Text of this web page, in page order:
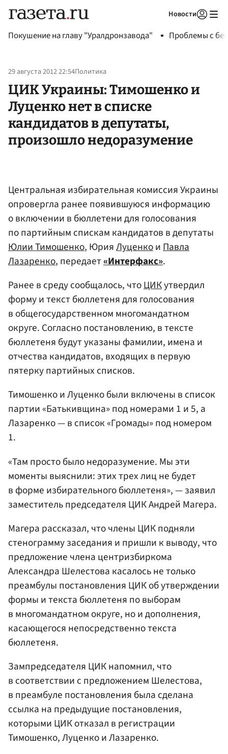
Новости
Покушение на главу "Уралдронзавода" Проблемы с
29 августа 2012 22:54Политика
ЦИК Украины: Тимошенко и
Луценко нет в списке
кандидатов в депутаты,
произошло недоразумение
Центральная избирательная комиссия Украины
опровергла ранее появившуюся информацию
о включении в бюллетени для голосования
по партийным спискам кандидатов в депутаты
Юлии Тимошенко, ЮрияЛуценкоиПавла
Лазаренко, передает«Интерфакс».
Ранее в среду сообщалось, чтоЦИКутвердил
форму и текст бюллетеня для голосования
в общегосударственном многомандатном
округе. Согласно постановлению, в тексте
бюллетеня будут указаны фамилии, имена и
отчества кандидатов, входящих в первую
пятерку партийных списков.
Тимошенко и Луценко были включены в список
партии «Батькивщина» под номерами 1 и 5, а
Лазаренко — в список «Громады» под номером
1.
«Там просто было недоразумение. Мы эти
моменты выяснили: этих трех лиц не будет
в форме избирательного бюллетеня», — заявил
заместитель председателя ЦИК Андрей Магера.
Магера рассказал, что члены ЦИК подняли
стенограмму заседания и пришли к выводу, что
предложение члена центризбиркома
Александра Шелестова касалось не только
преамбулы постановления ЦИК об утверждении
формы и текста бюллетеня по выборам
в многомандатном округе, но и дополнения,
касающегося непосредственно текста
бюллетеня.
Зампредседателя ЦИК напомнил, что
в соответствии с предложением Шелестова,
в преамбуле постановления была сделана
ссылка на предыдущие постановления,
которыми ЦИК отказал в регистрации
Тимошенко, Луценко и Лазаренко.